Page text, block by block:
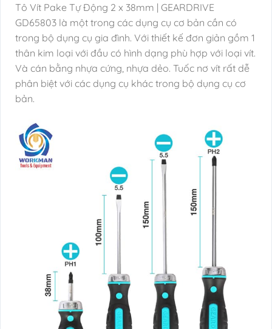
Tô Vít Pake Tự Động 2 x 38mm | GEARDRIVE
GD65803 là một trong các dụng cụ cơ bản cần có
trong bộ dụng cụ gia đình. Với thiết kế đơn giản gồm 1
thân kim loại với đầu có hình dạng phù hợp với loại vít.
Và cán bằng nhựa cứng, nhựa dẻo. Tuốc nơ vít rất dễ
phân biệt với các dụng cụ khác trong bộ dụng cụ cơ
bản.